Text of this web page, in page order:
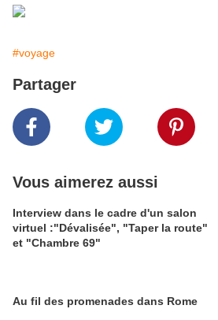
#voyage
Partager
Vous aimerez aussi
Interview dans le cadre d'un salon
virtuel :"Dévalisée", "Taper la route"
et "Chambre 69"
Au fil des promenades dans Rome